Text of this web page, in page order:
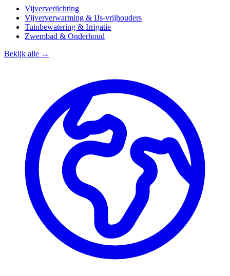
Vijververlichting
Vijververwarming & IJs-vrijhouders
Tuinbewatering & Irrigatie
Zwembad & Onderhoud
Bekijk alle →